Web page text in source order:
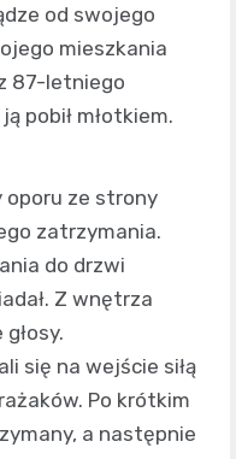
od swojego
mieszkania
87-letniego
pobił młotkiem.
oporu ze strony
zatrzymania.
do drzwi
Z wnętrza
się na wejście siłą
Po krótkim
a następnie